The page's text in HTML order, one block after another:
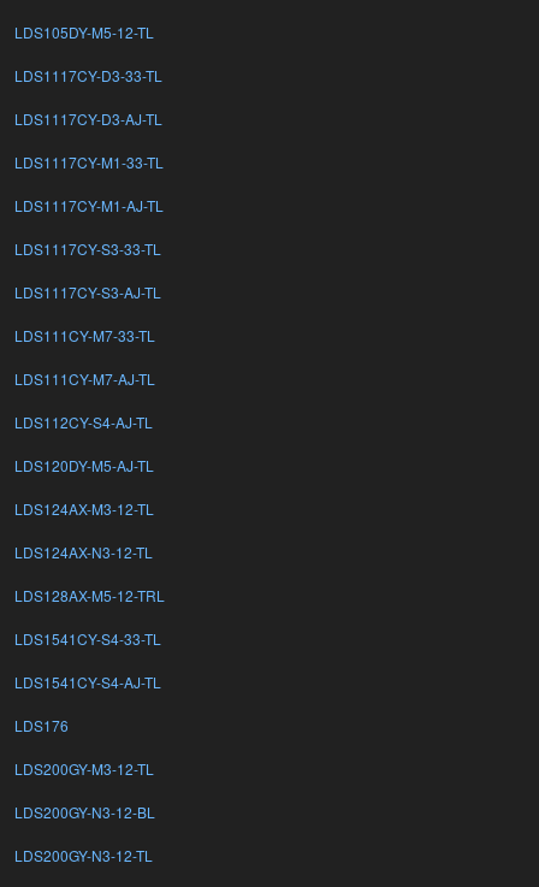
LDS105DY-M5-12-TL
LDS1117CY-D3-33-TL
LDS1117CY-D3-AJ-TL
LDS1117CY-M1-33-TL
LDS1117CY-M1-AJ-TL
LDS1117CY-S3-33-TL
LDS1117CY-S3-AJ-TL
LDS111CY-M7-33-TL
LDS111CY-M7-AJ-TL
LDS112CY-S4-AJ-TL
LDS120DY-M5-AJ-TL
LDS124AX-M3-12-TL
LDS124AX-N3-12-TL
LDS128AX-M5-12-TRL
LDS1541CY-S4-33-TL
LDS1541CY-S4-AJ-TL
LDS176
LDS200GY-M3-12-TL
LDS200GY-N3-12-BL
LDS200GY-N3-12-TL